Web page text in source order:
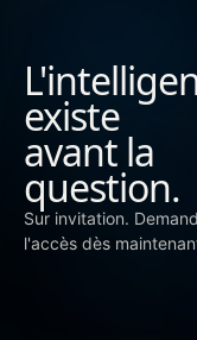
existe
avant la
question.
Sur invitation.
l'accès dès